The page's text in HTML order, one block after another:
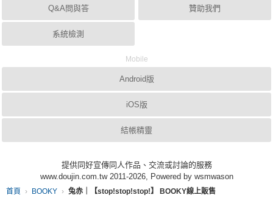
首頁 BOOKY 兔赤｜【stop!stop!stop!】 BOOKY線上販售
Q&A問與答
系統檢測
贊助我們
Mobile
Android版
iOS版
結帳精靈
提供同好宣傳同人作品、交流或討論的服務
www.doujin.com.tw 2011-2026, Powered by wsmwason